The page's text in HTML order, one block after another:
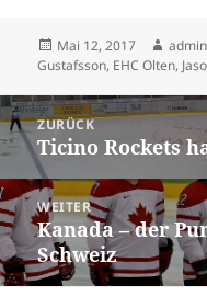
Veröffentlicht
am
Mai 12, 2017 Autor
admin
Gustafsson, EHC Olten,
Beitrags-
Navigation
ZURÜCK
Vorheriger
Beitrag:
Ticino Rockets
WEITER
Nächster
Beitrag:
Kanada – der
Schweiz